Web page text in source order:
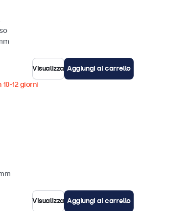
Visualizza Aggiungi al carrello
12 giorni
Visualizza Aggiungi al carrello